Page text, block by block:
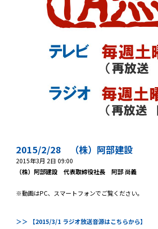
2015/2/28 （株）阿部建設
2015年3月 2日 09:00
（株）阿部建設 代表取締役社長 阿部 尚義
※動画はPC、スマートフォンでご覧ください。
＞＞ 【2015/3/1 ラジオ放送音源はこちらから】